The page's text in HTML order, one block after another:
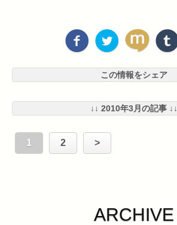
この情報をシェア
↓↓ 2010年3月の記事 ↓↓
1 2 >
ARCHIVE